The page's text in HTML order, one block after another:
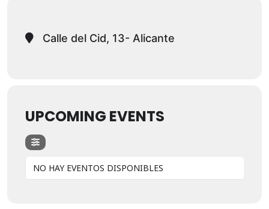
Calle del Cid, 13- Alicante
UPCOMING EVENTS
NO HAY EVENTOS DISPONIBLES